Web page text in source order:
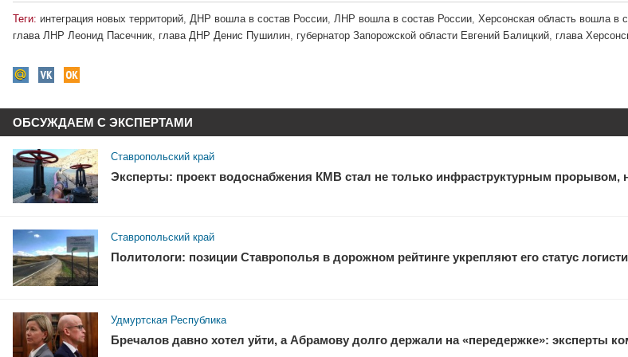
Теги: интеграция новых территорий, ДНР вошла в состав России, ЛНР вошла в состав России, Херсонская область вошла в
глава ЛНР Леонид Пасечник, глава ДНР Денис Пушилин, губернатор Запорожской области Евгений Балицкий, глава
ОБСУЖДАЕМ С ЭКСПЕРТАМИ
Ставропольский край
Эксперты: проект водоснабжения КМВ стал не только инфраструктурным прорывом,
Ставропольский край
Политологи: позиции Ставрополья в дорожном рейтинге укрепляют его статус
Удмуртская Республика
Бречалов давно хотел уйти, а Абрамову долго держали на «передержке»: эксперты